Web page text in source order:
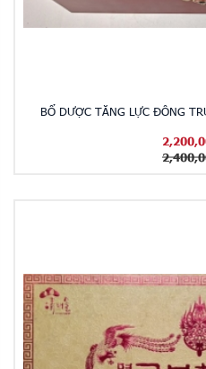
BỔ DƯỢC TĂNG LỰC ĐÔNG